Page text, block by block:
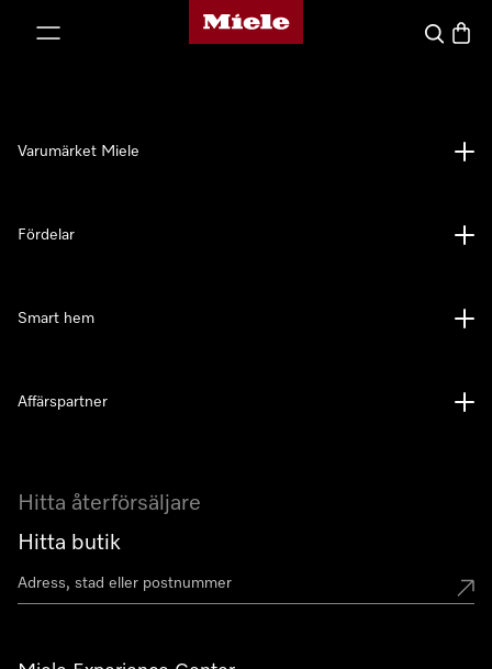
Mieles hemsida
Sök
Hitta återförsäljare
Hitta butik
Varumärket Miele
Fördelar
Smart hem
Affärspartner